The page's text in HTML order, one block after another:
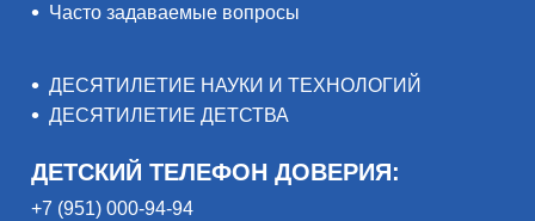
Часто задаваемые вопросы
ДЕСЯТИЛЕТИЕ НАУКИ И ТЕХНОЛОГИЙ
ДЕСЯТИЛЕТИЕ ДЕТСТВА
ДЕТСКИЙ ТЕЛЕФОН ДОВЕРИЯ:
+7 (951) 000-94-94